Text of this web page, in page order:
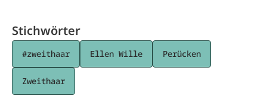
Stichwörter
#zweithaar Ellen Wille Perücken
Zweithaar